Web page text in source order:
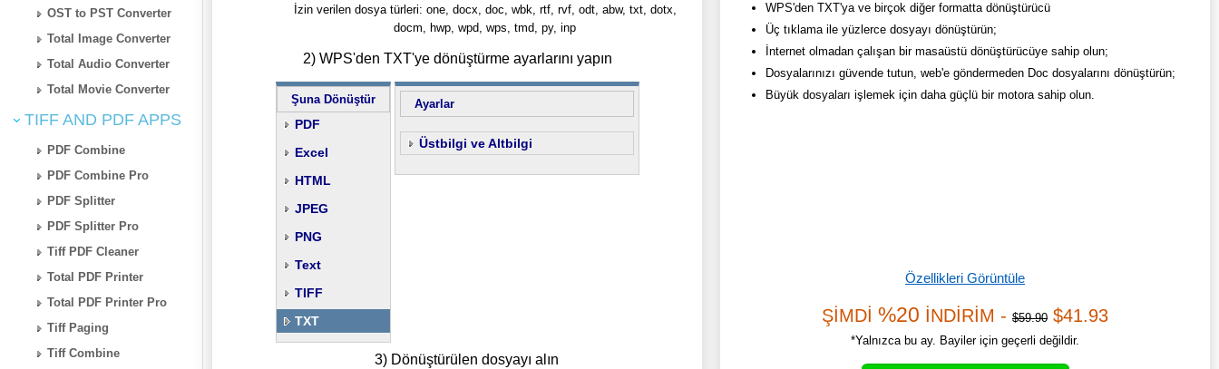
OST to PST Converter
Total Image Converter
Total Audio Converter
Total Movie Converter
TIFF AND PDF APPS
PDF Combine
PDF Combine Pro
PDF Splitter
PDF Splitter Pro
Tiff PDF Cleaner
Total PDF Printer
Total PDF Printer Pro
Tiff Paging
Tiff Combine
İzin verilen dosya türleri: one, docx, doc, wbk, rtf, rvf, odt, abw, txt, dotx,
docm, hwp, wpd, wps, tmd, py, inp
2) WPS'den TXT'ye dönüştürme ayarlarını yapın
Şuna Dönüştür
PDF
Excel
HTML
JPEG
PNG
Text
TIFF
TXT
Ayarlar
Üstbilgi ve Altbilgi
3) Dönüştürülen dosyayı alın
WPS'den TXT'ya ve birçok diğer formatta dönüştürücü
Üç tıklama ile yüzlerce dosyayı dönüştürün;
İnternet olmadan çalışan bir masaüstü dönüştürücüye sahip olun;
Dosyalarınızı güvende tutun, web'e göndermeden Doc dosyalarını dönüştürün;
Büyük dosyaları işlemek için daha güçlü bir motora sahip olun.
Özellikleri Görüntüle
ŞİMDİ %20 İNDİRİM - $59.90 $41.93
*Yalnızca bu ay. Bayiler için geçerli değildir.